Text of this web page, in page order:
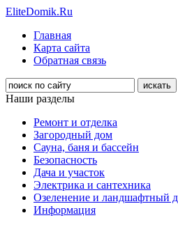
EliteDomik.Ru
Главная
Карта сайта
Обратная связь
Наши разделы
Ремонт и отделка
Загородный дом
Сауна, баня и бассейн
Безопасность
Дача и участок
Электрика и сантехника
Озеленение и ландшафтный
Информация